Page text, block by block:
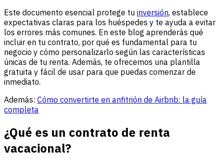
Este documento esencial protege tu inversión, establece
expectativas claras para los huéspedes y te ayuda a evitar
los errores más comunes. En este blog aprenderás qué
incluir en tu contrato, por qué es fundamental para tu
negocio y cómo personalizarlo según las características
únicas de tu renta. Además, te ofrecemos una plantilla
gratuita y fácil de usar para que puedas comenzar de
inmediato.
Además: Cómo convertirte en anfitrión de Airbnb: la guía
completa
¿Qué es un contrato de renta
vacacional?